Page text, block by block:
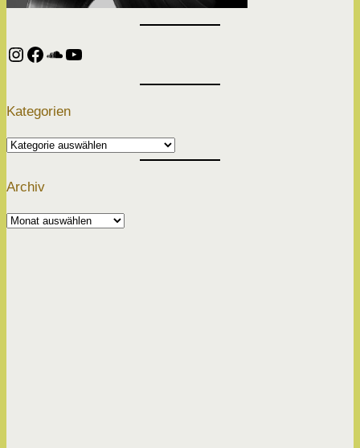
Instagram
Facebook
SoundCloud
YouTube
Kategorien
Kategorien
Archiv
Archiv